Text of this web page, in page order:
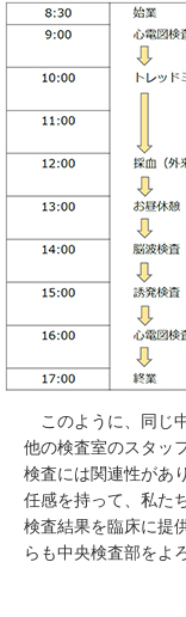
このように、同じ
他の検査室のスタッ
検査には関連性があ
任感を持って、私た
検査結果を臨床に提
らも中央検査部をよ